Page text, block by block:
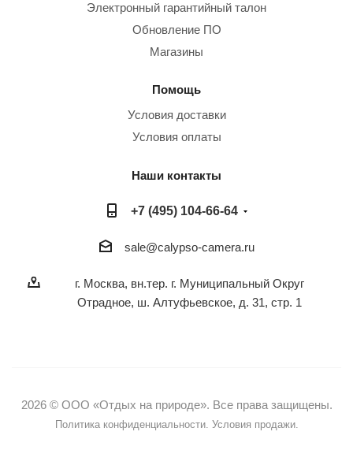
Электронный гарантийный талон
Обновление ПО
Магазины
Помощь
Условия доставки
Условия оплаты
Наши контакты
+7 (495) 104-66-64
sale@calypso-camera.ru
г. Москва, вн.тер. г. Муниципальный Округ
Отрадное, ш. Алтуфьевское, д. 31, стр. 1
2026 © ООО «Отдых на природе». Все права защищены.
Политика конфиденциальности. Условия продажи.